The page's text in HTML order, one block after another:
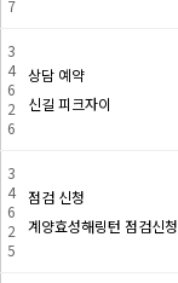
7
3
4
6
2
6
상담 예약
신길 피크자이
3
4
6
2
5
점검 신청
계양효성해링턴 점검신청